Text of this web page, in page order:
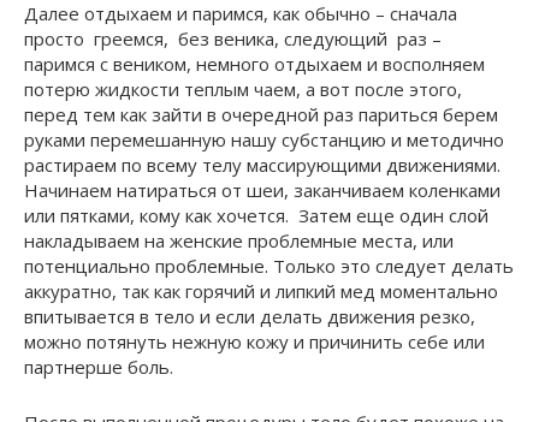
Далее отдыхаем и паримся, как обычно – сначала
просто греемся, без веника, следующий раз –
паримся с веником, немного отдыхаем и восполняем
потерю жидкости теплым чаем, а вот после этого,
перед тем как зайти в очередной раз париться берем
руками перемешанную нашу субстанцию и методично
растираем по всему телу массирующими движениями.
Начинаем натираться от шеи, заканчиваем коленками
или пятками, кому как хочется. Затем еще один слой
накладываем на женские проблемные места, или
потенциально проблемные. Только это следует делать
аккуратно, так как горячий и липкий мед моментально
впитывается в тело и если делать движения резко,
можно потянуть нежную кожу и причинить себе или
партнерше боль.